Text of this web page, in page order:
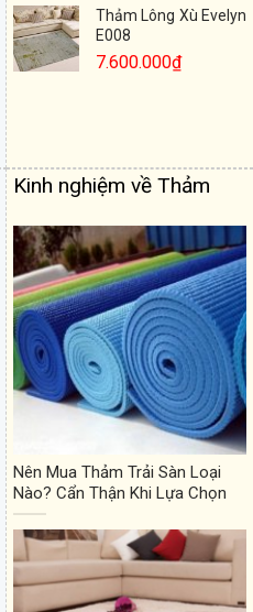
Thảm Lông Xù Evelyn
E008
7.600.000₫
Kinh nghiệm về Thảm
Nên Mua Thảm Trải Sàn Loại
Nào? Cẩn Thận Khi Lựa Chọn